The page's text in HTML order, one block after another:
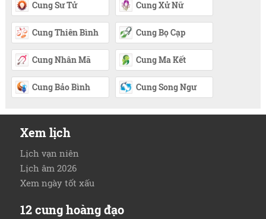
Cung Sư Tử Cung Xử Nữ
Cung Thiên Bình Cung Bọ Cạp
Cung Nhân Mã Cung Ma Kết
Cung Bảo Bình Cung Song Ngư
Xem lịch
Lịch vạn niên
Lịch âm 2026
Xem ngày tốt xấu
12 cung hoàng đạo